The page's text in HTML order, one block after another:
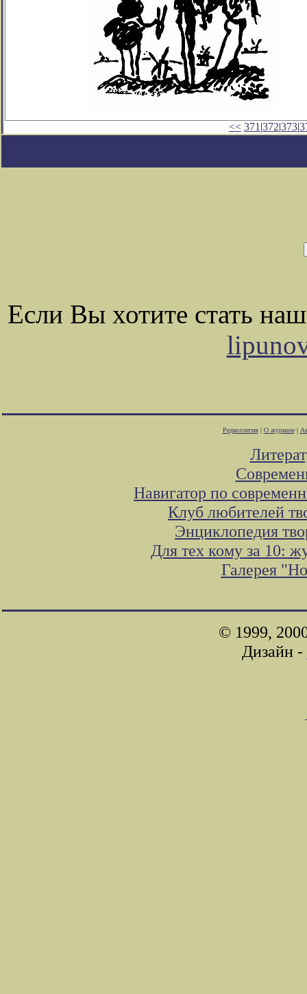
<< 371 |372|373|
Если Вы хотите стать
Редколлегия| О журнале|
Навигатор по
Клуб любителей
Энциклопедия
Для тех кому за 10:
Галерея
© 1999,
Дизайн -